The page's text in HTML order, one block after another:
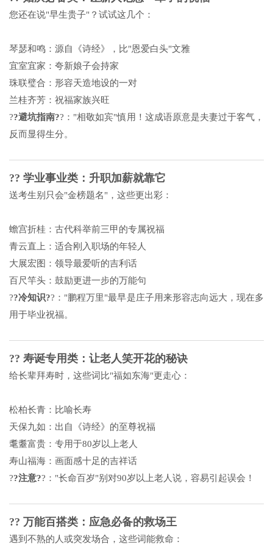
您还在说"早生贵子"？试试这几个：
琴瑟和鸣：源自《诗经》，比"恩爱白头"文雅
宜室宜家：夸新娘子会持家
珠联璧合：形容天造地设的一对
兰桂齐芳：祝福家族兴旺
??避坑指南??："相敬如宾"慎用！这成语原意是夫妻过于客气，
反而显得生分。
?? 学业事业类：升职加薪就靠它
送考生别只会"金榜题名"，这些更出彩：
蟾宫折桂：古代科举前三甲的专属祝福
青云直上：适合刚入职场的年轻人
大展宏图：领导最爱听的吉利话
百尺竿头：鼓励更进一步的万能句
??冷知识??："鹏程万里"最早是庄子用来形容志向远大，现在多
用于毕业祝福。
?? 寿诞专用类：让老人笑开花的秘诀
给长辈拜寿时，这些词比"福如东海"更走心：
松柏长青：比喻长寿
天保九如：出自《诗经》的至尊祝福
耄耋富贵：专用于80岁以上老人
寿山福海：画面感十足的吉祥话
??注意??："长命百岁"别对90岁以上老人说，容易引起误会！
?? 万能百搭类：应急必备的救场王
遇到不熟的人或突发场合，这些词能救命：